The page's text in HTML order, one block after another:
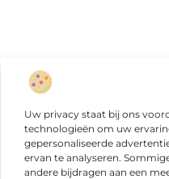
Uw privacy staat bij ons
technologieën om uw
gepersonaliseerde
ervan te analyseren.
andere bijdragen aan een